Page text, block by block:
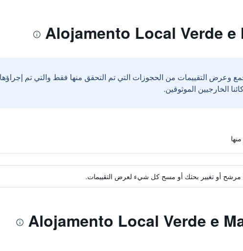
وعرض التقييمات من الحجوزات التي تم التحقق منها فقط والتي تم
مرشح أو تغيير بحثك أو مسح كل شيء لعرض التقييمات.